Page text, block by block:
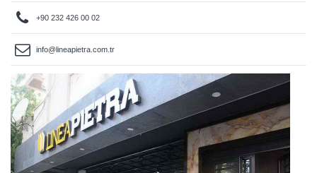
+90 232 426 00 02
info@lineapietra.com.tr